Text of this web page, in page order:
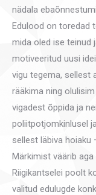
nädala
Edulood on toredad
mida oled ise teinud
motiveeritud uusi
vigu tegema, sellest
rääkima ning
vigadest õppida ja
poliitpotjomkinlusel
sellest läbiva hoiaku
Märkimist väärib
Riigikantselei poolt
valitud edulugde